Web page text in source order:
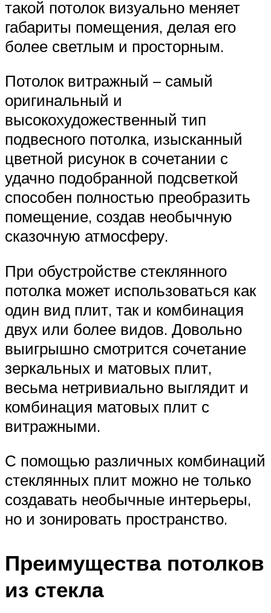
такой потолок визуально меняет
габариты помещения, делая его
более светлым и просторным.
Потолок витражный – самый
оригинальный и
высокохудожественный тип
подвесного потолка, изысканный
цветной рисунок в сочетании с
удачно подобранной подсветкой
способен полностью преобразить
помещение, создав необычную
сказочную атмосферу.
При обустройстве стеклянного
потолка может использоваться как
один вид плит, так и комбинация
двух или более видов. Довольно
выигрышно смотрится сочетание
зеркальных и матовых плит,
весьма нетривиально выглядит и
комбинация матовых плит с
витражными.
С помощью различных комбинаций
стеклянных плит можно не только
создавать необычные интерьеры,
но и зонировать пространство.
Преимущества потолков
из стекла